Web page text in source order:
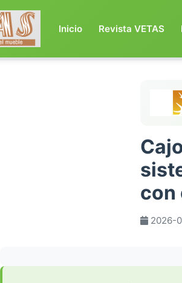
Inicio(current)
Revista VETAS
con
2026-